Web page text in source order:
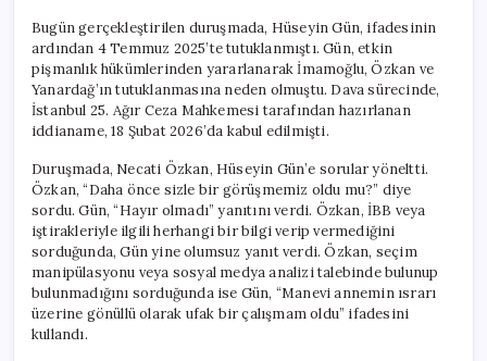
Bugün gerçekleştirilen duruşmada, Hüseyin Gün, ifadesinin
ardından 4 Temmuz 2025’te tutuklanmıştı. Gün, etkin
pişmanlık hükümlerinden yararlanarak İmamoğlu, Özkan ve
Yanardağ’ın tutuklanmasına neden olmuştu. Dava sürecinde,
İstanbul 25. Ağır Ceza Mahkemesi tarafından hazırlanan
iddianame, 18 Şubat 2026’da kabul edilmişti.
Duruşmada, Necati Özkan, Hüseyin Gün’e sorular yöneltti.
Özkan, “Daha önce sizle bir görüşmemiz oldu mu?” diye
sordu. Gün, “Hayır olmadı” yanıtını verdi. Özkan, İBB veya
iştirakleriyle ilgili herhangi bir bilgi verip vermediğini
sorduğunda, Gün yine olumsuz yanıt verdi. Özkan, seçim
manipülasyonu veya sosyal medya analizi talebinde bulunup
bulunmadığını sorduğunda ise Gün, “Manevi annemin ısrarı
üzerine gönüllü olarak ufak bir çalışmam oldu” ifadesini
kullandı.